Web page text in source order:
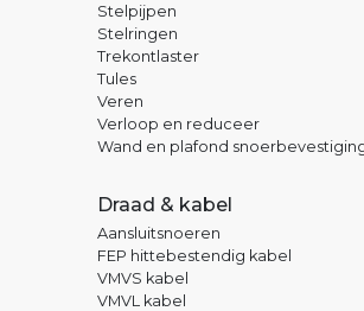
Stelpijpen
Stelringen
Trekontlaster
Tules
Veren
Verloop en reduceer
Wand en plafond
Draad & kabel
Aansluitsnoeren
FEP hittebestendig kabel
VMVS kabel
VMVL kabel